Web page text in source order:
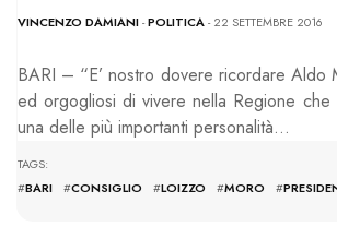
VINCENZO DAMIANI-POLITICA- 22 SETTEMBRE 2016
BARI – “E’ nostro dovere ricordare Aldo
ed orgogliosi di vivere nella Regione
una delle più importanti personalità…
TAGS:
#BARI #CONSIGLIO #LOIZZO #MORO #